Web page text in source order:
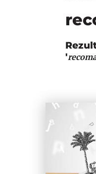
'